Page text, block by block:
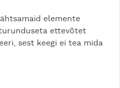
elemente
ettevõtet
sest keegi ei tea mida